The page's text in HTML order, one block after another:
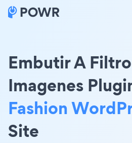
Embutir A
Imagenes
Fashion
Site